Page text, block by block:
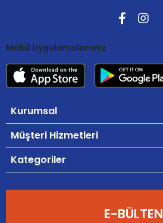
Mobil Uygulamalarımız
Kurumsal
Müşteri Hizmetleri
Kategoriler
E-BÜLTEN